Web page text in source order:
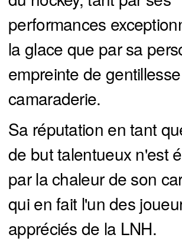
performances
la glace que par sa
empreinte de
camaraderie.
Sa réputation en tant
de but talentueux n'est
par la chaleur de son
qui en fait l'un des
appréciés de la LNH.